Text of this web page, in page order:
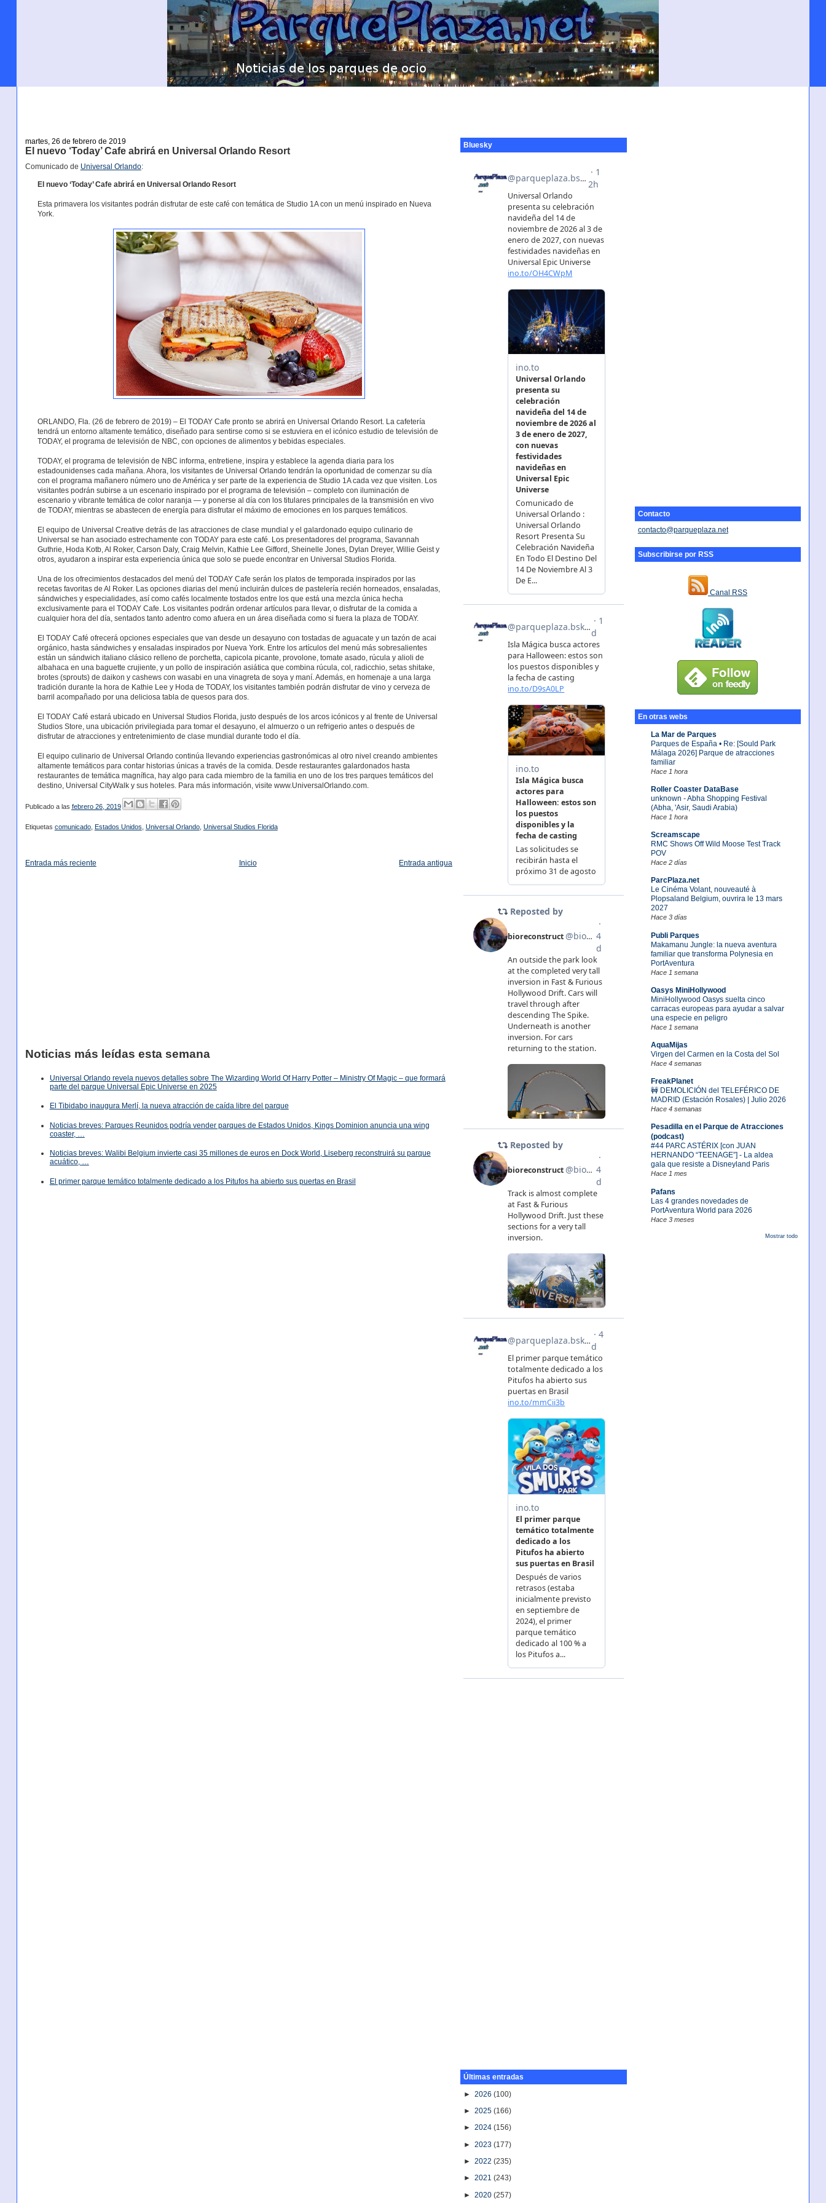
Contacto
contacto@parqueplaza.net
Subscribirse por RSS
Canal RSS
En otras webs
La Mar de Parques
Parques de España • Re: [Sould Park
Málaga 2026] Parque de atracciones
familiar
Hace 1 hora
Roller Coaster DataBase
unknown - Abha Shopping Festival
(Abha, 'Asir, Saudi Arabia)
Hace 1 hora
Screamscape
RMC Shows Off Wild Moose Test Track
POV
Hace 2 días
ParcPlaza.net
Le Cinéma Volant, nouveauté à
Plopsaland Belgium, ouvrira le 13 mars
2027
Hace 3 días
Publi Parques
Makamanu Jungle: la nueva aventura
familiar que transforma Polynesia en
PortAventura
Hace 1 semana
Oasys MiniHollywood
MiniHollywood Oasys suelta cinco
carracas europeas para ayudar a salvar
una especie en peligro
Hace 1 semana
AquaMijas
Virgen del Carmen en la Costa del Sol
Hace 4 semanas
FreakPlanet
🚧 DEMOLICIÓN del TELEFÉRICO DE
MADRID (Estación Rosales) | Julio 2026
Hace 4 semanas
Pesadilla en el Parque de Atracciones
(podcast)
#44 PARC ASTÉRIX [con JUAN
HERNANDO “TEENAGE”] - La aldea
gala que resiste a Disneyland Paris
Hace 1 mes
Pafans
Las 4 grandes novedades de
PortAventura World para 2026
Hace 3 meses
Mostrar todo
martes, 26 de febrero de 2019
El nuevo ‘Today’ Cafe abrirá en Universal Orlando Resort
Comunicado de Universal Orlando:
El nuevo ‘Today’ Cafe abrirá en Universal Orlando Resort
Esta primavera los visitantes podrán disfrutar de este café con temática de Studio 1A con un menú inspirado en Nueva
York.
ORLANDO, Fla. (26 de febrero de 2019) – El TODAY Cafe pronto se abrirá en Universal Orlando Resort. La cafetería
tendrá un entorno altamente temático, diseñado para sentirse como si se estuviera en el icónico estudio de televisión de
TODAY, el programa de televisión de NBC, con opciones de alimentos y bebidas especiales.
TODAY, el programa de televisión de NBC informa, entretiene, inspira y establece la agenda diaria para los
estadounidenses cada mañana. Ahora, los visitantes de Universal Orlando tendrán la oportunidad de comenzar su día
con el programa mañanero número uno de América y ser parte de la experiencia de Studio 1A cada vez que visiten. Los
visitantes podrán subirse a un escenario inspirado por el programa de televisión – completo con iluminación de
escenario y vibrante temática de color naranja — y ponerse al día con los titulares principales de la transmisión en vivo
de TODAY, mientras se abastecen de energía para disfrutar el máximo de emociones en los parques temáticos.
El equipo de Universal Creative detrás de las atracciones de clase mundial y el galardonado equipo culinario de
Universal se han asociado estrechamente con TODAY para este café. Los presentadores del programa, Savannah
Guthrie, Hoda Kotb, Al Roker, Carson Daly, Craig Melvin, Kathie Lee Gifford, Sheinelle Jones, Dylan Dreyer, Willie Geist y
otros, ayudaron a inspirar esta experiencia única que solo se puede encontrar en Universal Studios Florida.
Una de los ofrecimientos destacados del menú del TODAY Cafe serán los platos de temporada inspirados por las
recetas favoritas de Al Roker. Las opciones diarias del menú incluirán dulces de pastelería recién horneados, ensaladas,
sándwiches y especialidades, así como cafés localmente tostados entre los que está una mezcla única hecha
exclusivamente para el TODAY Cafe. Los visitantes podrán ordenar artículos para llevar, o disfrutar de la comida a
cualquier hora del día, sentados tanto adentro como afuera en un área diseñada como si fuera la plaza de TODAY.
El TODAY Café ofrecerá opciones especiales que van desde un desayuno con tostadas de aguacate y un tazón de acai
orgánico, hasta sándwiches y ensaladas inspirados por Nueva York. Entre los artículos del menú más sobresalientes
están un sándwich italiano clásico relleno de porchetta, capicola picante, provolone, tomate asado, rúcula y alioli de
albahaca en una baguette crujiente, y un pollo de inspiración asiática que combina rúcula, col, radicchio, setas shitake,
brotes (sprouts) de daikon y cashews con wasabi en una vinagreta de soya y maní. Además, en homenaje a una larga
tradición durante la hora de Kathie Lee y Hoda de TODAY, los visitantes también podrán disfrutar de vino y cerveza de
barril acompañado por una deliciosa tabla de quesos para dos.
El TODAY Café estará ubicado en Universal Studios Florida, justo después de los arcos icónicos y al frente de Universal
Studios Store, una ubicación privilegiada para tomar el desayuno, el almuerzo o un refrigerio antes o después de
disfrutar de atracciones y entretenimiento de clase mundial durante todo el día.
El equipo culinario de Universal Orlando continúa llevando experiencias gastronómicas al otro nivel creando ambientes
altamente temáticos para contar historias únicas a través de la comida. Desde restaurantes galardonados hasta
restaurantes de temática magnífica, hay algo para cada miembro de la familia en uno de los tres parques temáticos del
destino, Universal CityWalk y sus hoteles. Para más información, visite www.UniversalOrlando.com.
Publicado a las febrero 26, 2019
Etiquetas comunicado, Estados Unidos Universal Orlando, Universal Studios Florida
Entrada más reciente Entrada antigua
Inicio
Noticias más leídas esta semana
Universal Orlando revela nuevos detalles sobre The Wizarding World Of Harry Potter – Ministry Of Magic – que formará
parte del parque Universal Epic Universe en 2025
El Tibidabo inaugura Merlí, la nueva atracción de caída libre del parque
Noticias breves: Parques Reunidos podría vender parques de Estados Unidos, Kings Dominion anuncia una wing
coaster, …
Noticias breves: Walibi Belgium invierte casi 35 millones de euros en Dock World, Liseberg reconstruirá su parque
acuático, …
El primer parque temático totalmente dedicado a los Pitufos ha abierto sus puertas en Brasil
Bluesky
Últimas entradas
►2026(100)
►2025(166)
►2024(156)
►2023(177)
►2022(235)
►2021(243)
►2020(257)